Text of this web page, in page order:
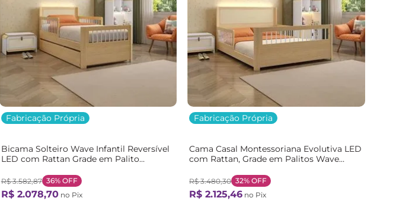
Fabricação Própria
Bicama Solteiro Wave Infantil Reversível
LED com Rattan Grade em Palito
Natural/Branco
R$ 3.582,87 36%OFF
R$ 2.078,70no Pix
Fabricação Própria
Cama Casal Montessoriana Evolutiva LED
com Rattan, Grade em Palitos Wave
R$ 3.480,30 32% OFF
R$ 2.125,46 no Pix